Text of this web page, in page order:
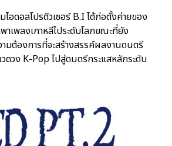
อดอลโปรดิวเซอร์ B.I ได้ก่อตั้งค่ายของ
าเพลงเกาหลีไประดับโลกขณะที่ยัง
ต้องการที่จะสร้างสรรค์ผลงานดนตรี
วง K-Pop ไปสู่ดนตรีกระแสหลักระดับ